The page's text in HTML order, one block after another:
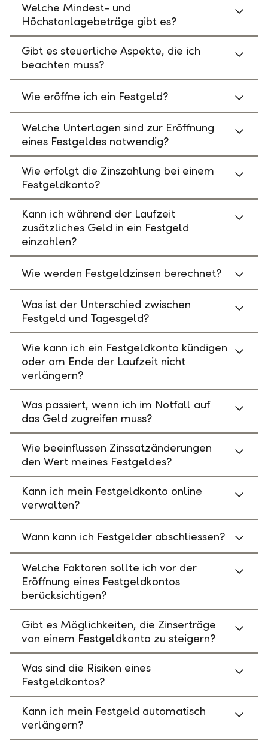
Welche Mindest- und
Höchstanlagebeträge gibt es?
Gibt es steuerliche Aspekte, die ich
beachten muss?
Wie eröffne ich ein Festgeld?
Welche Unterlagen sind zur Eröffnung
eines Festgeldes notwendig?
Wie erfolgt die Zinszahlung bei einem
Festgeldkonto?
Kann ich während der Laufzeit
zusätzliches Geld in ein Festgeld
einzahlen?
Wie werden Festgeldzinsen berechnet?
Was ist der Unterschied zwischen
Festgeld und Tagesgeld?
Wie kann ich ein Festgeldkonto kündigen
oder am Ende der Laufzeit nicht
verlängern?
Was passiert, wenn ich im Notfall auf
das Geld zugreifen muss?
Wie beeinflussen Zinssatzänderungen
den Wert meines Festgeldes?
Kann ich mein Festgeldkonto online
verwalten?
Wann kann ich Festgelder abschliessen?
Welche Faktoren sollte ich vor der
Eröffnung eines Festgeldkontos
berücksichtigen?
Gibt es Möglichkeiten, die Zinserträge
von einem Festgeldkonto zu steigern?
Was sind die Risiken eines
Festgeldkontos?
Kann ich mein Festgeld automatisch
verlängern?